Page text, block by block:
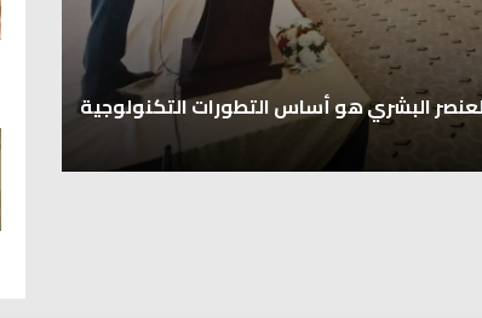
البشري هو أساس التطورات التكنولوجية